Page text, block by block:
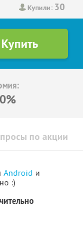
Купили: 30
по акции
Android и
:)